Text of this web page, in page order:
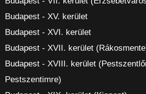
Budapest - XV. kerület
Budapest - XVI. kerület
Budapest - XVII. kerület
Budapest - XVIII. kerület
Pestszentimre)